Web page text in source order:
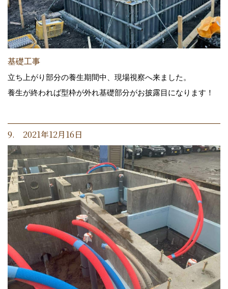
基礎工事
立ち上がり部分の養生期間中、現場視察へ来ました。
養生が終われば型枠が外れ基礎部分がお披露目になります！
9. 2021年12月16日